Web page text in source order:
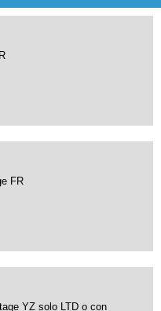
FR
YZ solo LTD o con